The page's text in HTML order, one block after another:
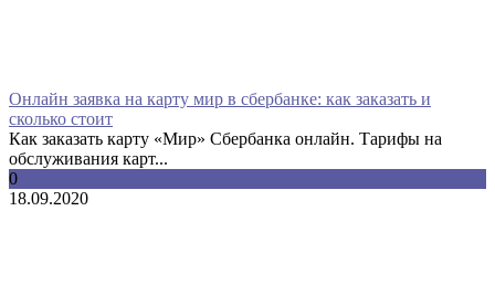
Онлайн заявка на карту мир в сбербанке: как заказать и
сколько стоит
Как заказать карту «Мир» Сбербанка онлайн. Тарифы на
обслуживания карт...
0
18.09.2020